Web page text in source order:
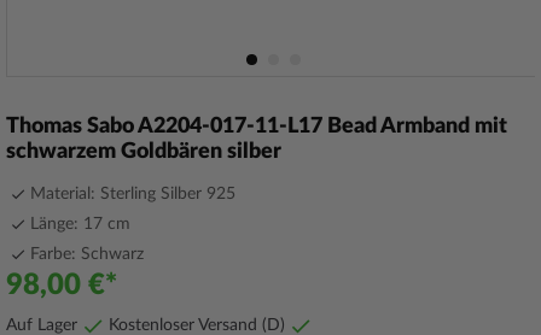
der
Bildergalerie
springen
Thomas Sabo A2204-017-11-L17 Bead Armband mit
schwarzem Goldbären silber
Material: Sterling Silber 925
Länge: 17 cm
Farbe: Schwarz
98,00 €
Auf Lager Kostenloser Versand (D)